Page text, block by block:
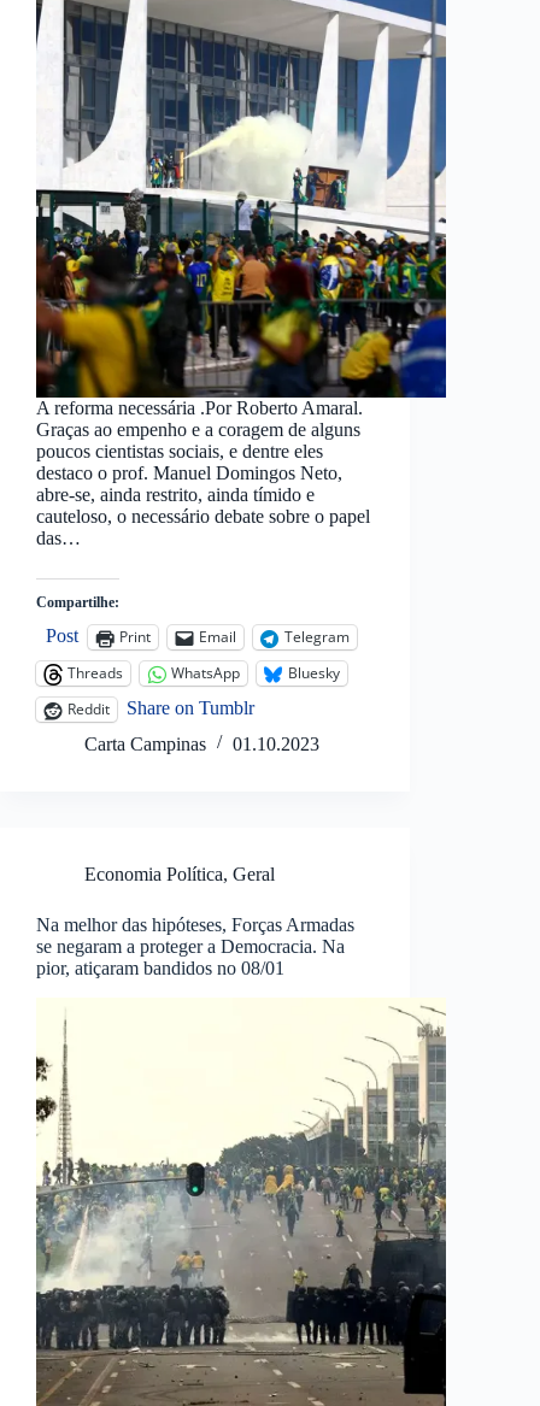
A reforma necessária .Por Roberto Amaral.
Graças ao empenho e a coragem de alguns
poucos cientistas sociais, e dentre eles
destaco o prof. Manuel Domingos Neto,
abre-se, ainda restrito, ainda tímido e
cauteloso, o necessário debate sobre o papel
das…
Compartilhe:
Post Print Email
Telegram
Threads
WhatsApp
Bluesky
Reddit
Share on Tumblr
Carta Campinas
01.10.2023
Economia Política, Geral
Na melhor das hipóteses, Forças Armadas
se negaram a proteger a Democracia. Na
pior, atiçaram bandidos no 08/01